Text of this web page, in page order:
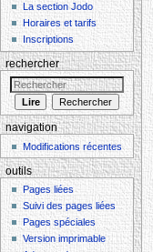
La section Jodo
Horaires et tarifs
Inscriptions
rechercher
navigation
Modifications récentes
outils
Pages liées
Suivi des pages liées
Pages spéciales
Version imprimable